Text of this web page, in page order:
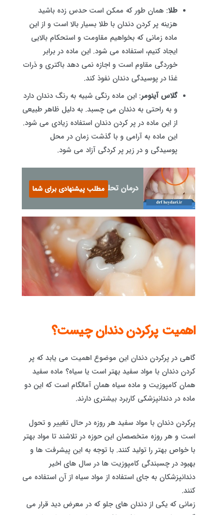
طلا: همان طور که ممکن است حدس زده باشید
هزینه پر کردن دندان با طلا بسیار بالا است و از این
ماده زمانی که بخواهیم مقاومت و استحکام بالایی
ایجاد کنیم، استفاده می شود. این ماده در برابر
خوردگی مقاوم است و اجازه نمی دهد باکتری و ذرات
غذا در پوسیدگی دندان نفوذ کند.
گلاس آینومر: این ماده رنگی شبیه به رنگ دندان دارد
و به راحتی به دندان می چسبد. به دلیل ظاهر طبیعی
از این ماده در پر کردن دندان استفاده زیادی می شود.
این ماده به آرامی و با گذشت زمان در محل
پوسیدگی و در زیر پر کردگی آزاد می شود.
درمان تحلیل لثهمطلب پیشنهادی برای شما
اهمیت پرکردن دندان چیست؟
گاهی در پرکردن دندان این موضوع اهمیت می یابد که پر
کردن دندان با مواد سفید بهتر است یا سیاه؟ ماده سفید
همان کامپوزیت و ماده سیاه همان آمالگام است که این دو
ماده در دندانپزشکی کاربرد بیشتری دارند.
پرکردن دندان با مواد سفید هر روزه در حال تغییر و تحول
است و هر روزه متخصصان این حوزه در تلاشند تا مواد بهتر
با خواص بهتر را تولید کنند. با توجه به این پیشرفت ها و
بهبود در چسبندگی کامپوزیت ها در سال های اخیر
دندانپزشکان به جای استفاده از مواد سیاه از آن استفاده می
کنند.
زمانی که یکی از دندان های جلو که در معرض دید قرار می